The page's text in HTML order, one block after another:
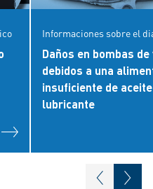
Informaciones sobre el
Daños en bombas de
debidos a una
insuficiente de aceite
lubricante